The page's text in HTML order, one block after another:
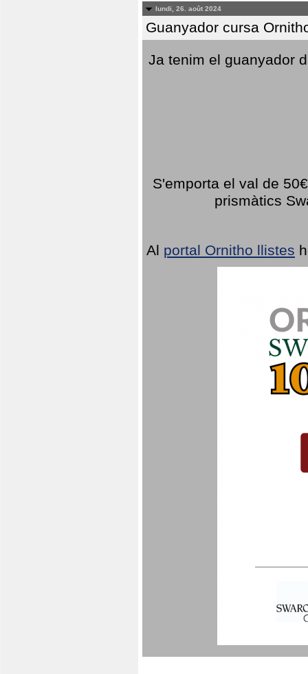
lundi, 26. août 2024
Guanyador cursa
Ja tenim el guanyador
S'emporta el val de
prismàtics
Al portal Ornitho llistes